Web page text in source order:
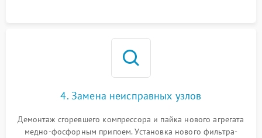
4. Замена неисправных узлов
Демонтаж сгоревшего компрессора и пайка нового агрегата
медно-фосфорным припоем. Установка нового фильтра-